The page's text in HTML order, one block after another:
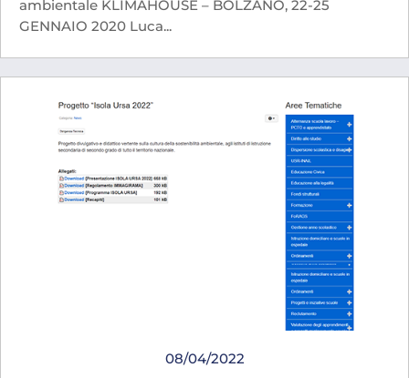
ambientale KLIMAHOUSE – BOLZANO, 22-25
GENNAIO 2020 Luca...
08/04/2022